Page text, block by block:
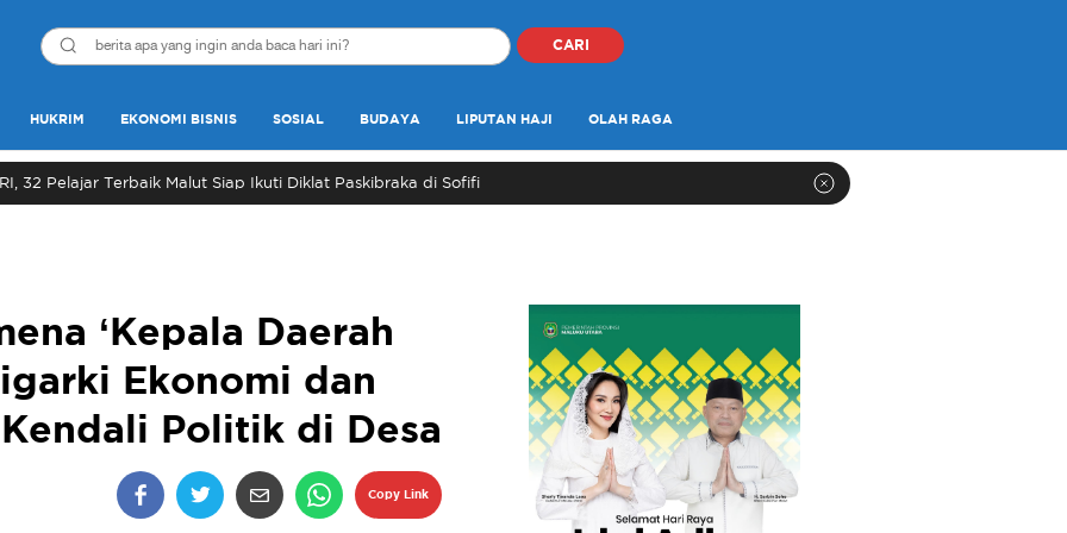
CARI
HUKRIM EKONOMI BISNIS SOSIAL BUDAYA LIPUTAN HAJI OLAH RAGA
32 Pelajar Terbaik Malut Siap Ikuti Diklat Paskibraka di Sofifi
‘Kepala Daerah
Ekonomi dan
Politik di Desa
Copy Link